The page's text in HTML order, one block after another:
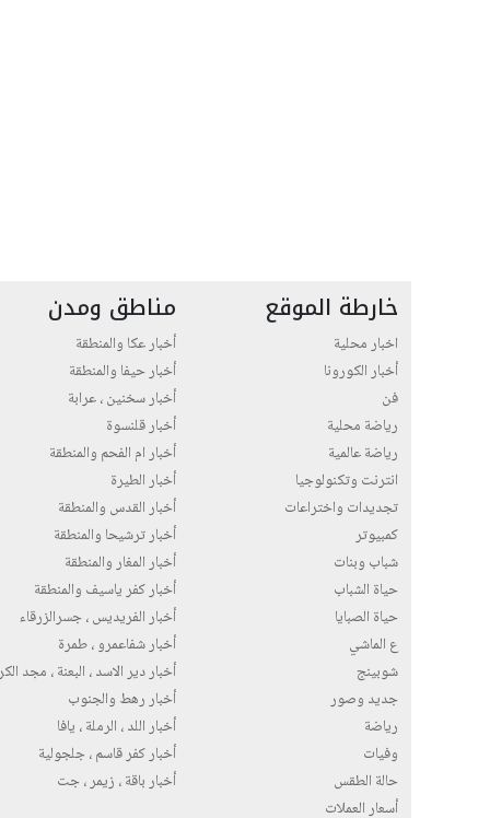
خارطة الموقع
اخبار محلية
أخبار الكورونا
فن
رياضة محلية
رياضة عالمية
انترنت وتكنولوجيا
تجديدات واختراعات
كمبيوتر
شباب وبنات
حياة الشباب
حياة الصبايا
ع الماشي
شوبينج
جديد وصور
رياضة
وفيات
حالة الطقس
أسعار العملات
مناطق ومدن
أخبار عكا والمنطقة
أخبار حيفا والمنطقة
أخبار سخنين ، عرابة
أخبار قلنسوة
أخبار ام الفحم والمنطقة
أخبار الطيرة
أخبار القدس والمنطقة
أخبار ترشيحا والمنطقة
أخبار المغار والمنطقة
أخبار كفر ياسيف والمنطقة
أخبار الفريديس ، جسرالزرقاء
أخبار شفاعمرو ، طمرة
أخبار دير الاسد ، البعنة ، مجد
أخبار رهط والجنوب
أخبار اللد ، الرملة ، يافا
أخبار كفر قاسم ، جلجولية
أخبار باقة ، زيمر ، جت